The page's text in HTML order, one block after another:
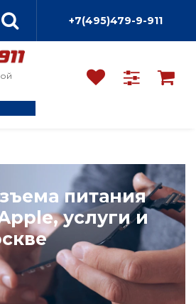
+7(495)479-9-911
питания
услуги и